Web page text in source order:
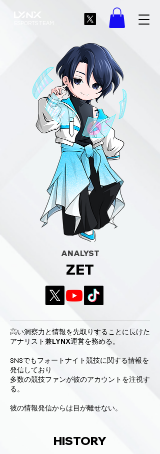
​ANALYST
ZET
高い洞察力と情報を先取りすることに長けた
アナリスト兼LYNX運営を務める。
SNSでもフォートナイト競技に関する情報を
発信しており
多数の競技ファンが彼のアカウントを注視す
る。
​彼の情報発信からは目が離せない。
HISTORY